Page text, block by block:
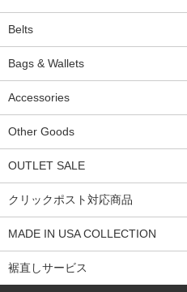
Belts
Bags & Wallets
Accessories
Other Goods
OUTLET SALE
クリックポスト対応商品
MADE IN USA COLLECTION
裾直しサービス